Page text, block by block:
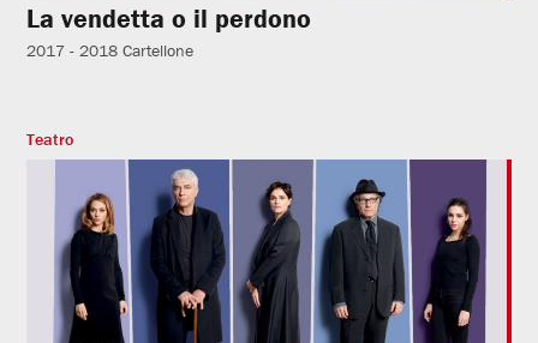
La vendetta o il perdono
2017 - 2018 Cartellone
Teatro